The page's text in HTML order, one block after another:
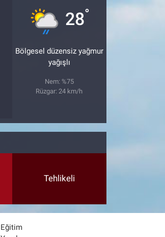
28°
Bölgesel düzensiz yağmur
yağışlı
Nem: %75
Rüzgar: 24 km/h
Tehlikeli
Eğitim